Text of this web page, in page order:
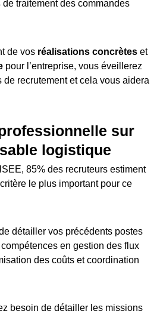
traitement des commandes
de vos réalisations concrètes et
pour l’entreprise, vous éveillerez
de recrutement et cela vous aidera
sur
logistique
85% des recruteurs estiment
le plus important pour ce
détailler vos précédents postes
en gestion des flux
des coûts et coordination
besoin de détailler les missions